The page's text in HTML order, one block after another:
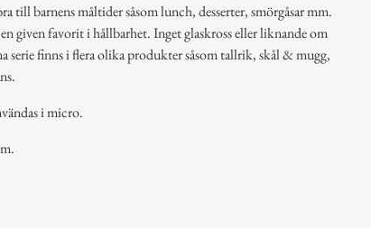
till barnens måltider såsom lunch, desserter, smörgåsar mm.
given favorit i hållbarhet. Inget glaskross eller liknande om
serie finns i flera olika produkter såsom tallrik, skål & mugg,
i micro.